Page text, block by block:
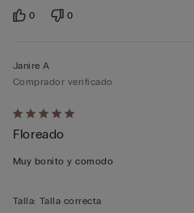
0 0
Calificación
de
5
5
Janire A
Comprador verificado
Floreado
Muy bonito y comodo
Talla: Talla correcta